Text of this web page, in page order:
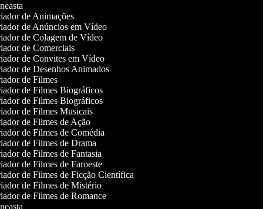
de Animações
de Anúncios em Vídeo
de Colagem de Vídeo
de Comerciais
de Convites em Vídeo
de Desenhos Animados
de Filmes
de Filmes Biográficos
de Filmes Biográficos
de Filmes Musicais
de Filmes de Ação
de Filmes de Comédia
de Filmes de Drama
de Filmes de Fantasia
de Filmes de Faroeste
de Filmes de Ficção Científica
de Filmes de Mistério
de Filmes de Romance